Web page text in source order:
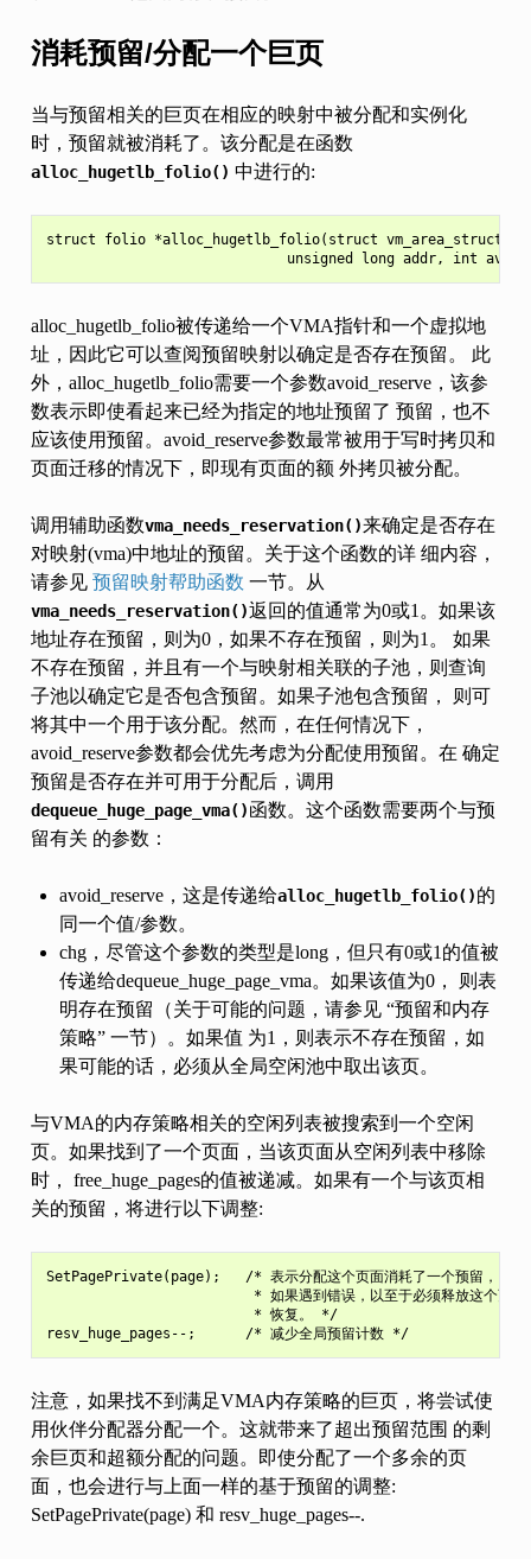
消耗预留/分配一个巨页
当与预留相关的巨页在相应的映射中被分配和实例化
时，预留就被消耗了。该分配是在函数
alloc_hugetlb_folio() 中进行的:
struct folio *alloc_hugetlb_folio(struct vm_area_struct
alloc_hugetlb_folio被传递给一个VMA指针和一个虚拟地
址，因此它可以查阅预留映射以确定是否存在预留。 此
外，alloc_hugetlb_folio需要一个参数avoid_reserve，该参
数表示即使看起来已经为指定的地址预留了 预留，也不
应该使用预留。avoid_reserve参数最常被用于写时拷贝和
页面迁移的情况下，即现有页面的额 外拷贝被分配。
调用辅助函数vma_needs_reservation()来确定是否存在
对映射(vma)中地址的预留。关于这个函数的详 细内容，
请参见 预留映射帮助函数 一节。从
vma_needs_reservation()返回的值通常为0或1。如果该
地址存在预留，则为0，如果不存在预留，则为1。 如果
不存在预留，并且有一个与映射相关联的子池，则查询
子池以确定它是否包含预留。如果子池包含预留， 则可
将其中一个用于该分配。然而，在任何情况下，
avoid_reserve参数都会优先考虑为分配使用预留。在 确定
预留是否存在并可用于分配后，调用
dequeue_huge_page_vma()函数。这个函数需要两个与预
留有关 的参数：
avoid_reserve，这是传递给alloc_hugetlb_folio()的
同一个值/参数。
chg，尽管这个参数的类型是long，但只有0或1的值被
传递给dequeue_huge_page_vma。如果该值为0， 则表
明存在预留（关于可能的问题，请参见 “预留和内存
策略” 一节）。如果值 为1，则表示不存在预留，如
果可能的话，必须从全局空闲池中取出该页。
与VMA的内存策略相关的空闲列表被搜索到一个空闲
页。如果找到了一个页面，当该页面从空闲列表中移除
时， free_huge_pages的值被递减。如果有一个与该页相
关的预留，将进行以下调整:
SetPagePrivate(page);   /* 表示分配这个页面消耗了一个预留，
* 如果遇到错误，以至于必须释放这个页面
                         * 恢复。 */
resv_huge_pages--;      /* 减少全局预留计数 */
注意，如果找不到满足VMA内存策略的巨页，将尝试使
用伙伴分配器分配一个。这就带来了超出预留范围 的剩
余巨页和超额分配的问题。即使分配了一个多余的页
面，也会进行与上面一样的基于预留的调整:
SetPagePrivate(page) 和 resv_huge_pages--.